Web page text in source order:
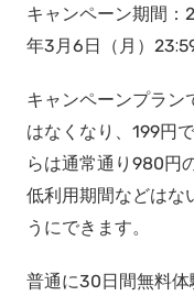
キャンペーン期間
年3月6日（月）
キャンペーンプラン
はなくなり、199円
らは通常通り980円
低利用期間などはな
うにできます。
普通に30日間無料体